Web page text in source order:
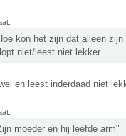
kon het zijn dat alleen
niet/leest niet lekker.
en leest inderdaad niet
moeder en hij leefde arm"